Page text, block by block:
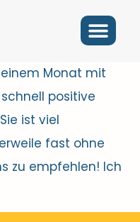
Monat mit
positive
ist viel
fast ohne
zu empfehlen! Ich